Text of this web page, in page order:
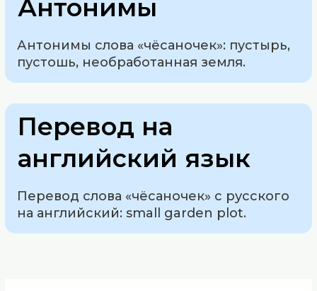
Антонимы
Антонимы слова «чёсаночек»: пустырь,
пустошь, необработанная земля.
Перевод на
английский язык
Перевод слова «чёсаночек» с русского
на английский: small garden plot.